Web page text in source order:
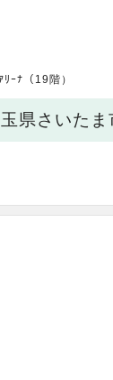
ｰﾅ（19階）
県さいた